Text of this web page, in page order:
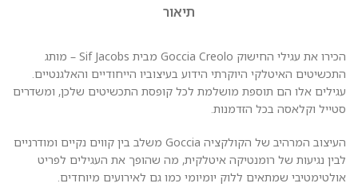
תיאור
הכירו את עגילי החישוק Goccia Creolo מבית Sif Jacobs – מותג
התכשיטים האיטלקי היוקרתי הידוע בעיצוביו הייחודיים והאלגנטיים.
עגילים אלו הם תוספת מושלמת לכל קופסת התכשיטים שלכן, ומשדרים
סטייל וקלאסה בכל הזדמנות.
העיצוב המרהיב של הקולקציה Goccia משלב בין קווים נקיים ומודרניים
לבין נגיעות של רומנטיקה איטלקית, מה שהופך את העגילים לפריט
אולטימטיבי שמתאים ללוק יומיומי כמו גם לאירועים מיוחדים.